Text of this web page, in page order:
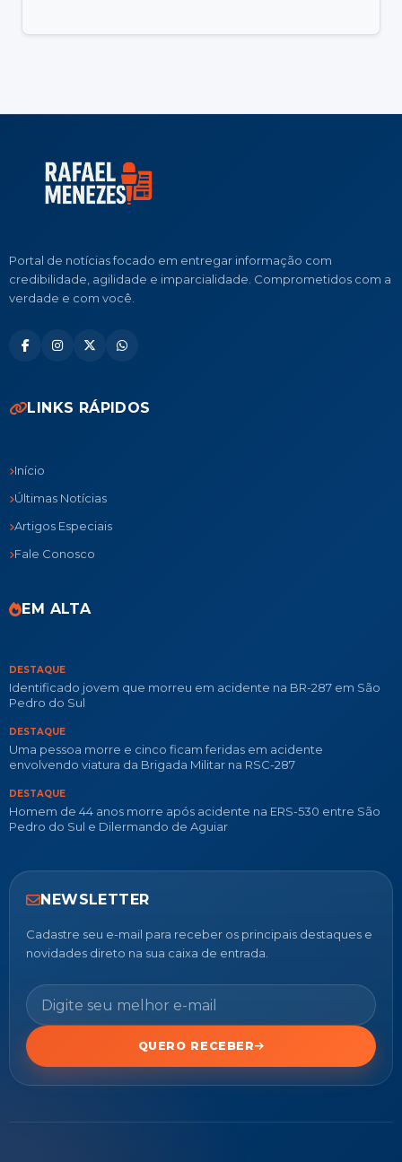
Portal de notícias focado em entregar informação com
credibilidade, agilidade e imparcialidade. Comprometidos com a
verdade e com você.
LINKS RÁPIDOS
Início
Últimas Notícias
Artigos Especiais
Fale Conosco
EM ALTA
DESTAQUE
Identificado jovem que morreu em acidente na BR-287 em São
Pedro do Sul
DESTAQUE
Uma pessoa morre e cinco ficam feridas em acidente
envolvendo viatura da Brigada Militar na RSC-287
DESTAQUE
Homem de 44 anos morre após acidente na ERS-530 entre São
Pedro do Sul e Dilermando de Aguiar
NEWSLETTER
Cadastre seu e-mail para receber os principais destaques e
novidades direto na sua caixa de entrada.
QUERO RECEBER